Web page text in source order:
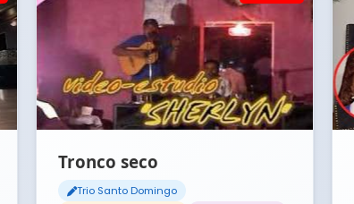
Tronco seco
Trio Santo Domingo